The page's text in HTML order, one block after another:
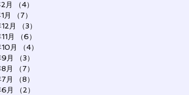
月
（4）
月
（7）
月
（3）
月
（6）
月
（4）
月
（3）
月
（7）
月
（8）
月
（2）